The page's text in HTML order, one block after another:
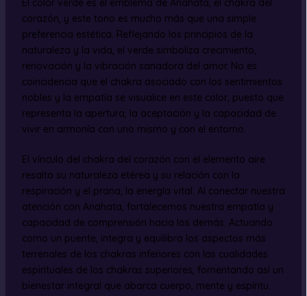
El color verde es el emblema de Anahata, el chakra del
corazón, y este tono es mucho más que una simple
preferencia estética. Reflejando los principios de la
naturaleza y la vida, el verde simboliza crecimiento,
renovación y la vibración sanadora del amor. No es
coincidencia que el chakra asociado con los sentimientos
nobles y la empatía se visualice en este color, puesto que
representa la apertura, la aceptación y la capacidad de
vivir en armonía con uno mismo y con el entorno.
El vínculo del chakra del corazón con el elemento aire
resalta su naturaleza etérea y su relación con la
respiración y el prana, la energía vital. Al conectar nuestra
atención con Anahata, fortalecemos nuestra empatía y
capacidad de comprensión hacia los demás. Actuando
como un puente, integra y equilibra los aspectos más
terrenales de los chakras inferiores con las cualidades
espirituales de los chakras superiores, fomentando así un
bienestar integral que abarca cuerpo, mente y espíritu.